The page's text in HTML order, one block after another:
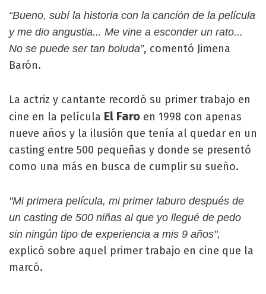
“Bueno, subí la historia con la canción de la película
y me dio angustia... Me vine a esconder un rato...
No se puede ser tan boluda”, comentó Jimena
Barón.
La actriz y cantante recordó su primer trabajo en
cine en la película El Faro en 1998 con apenas
nueve años y la ilusión que tenía al quedar en un
casting entre 500 pequeñas y donde se presentó
como una más en busca de cumplir su sueño.
"Mi primera película, mi primer laburo después de
un casting de 500 niñas al que yo llegué de pedo
sin ningún tipo de experiencia a mis 9 años",
explicó sobre aquel primer trabajo en cine que la
marcó.